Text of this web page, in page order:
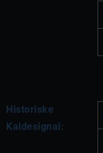
Historiske
Kaldesignal: